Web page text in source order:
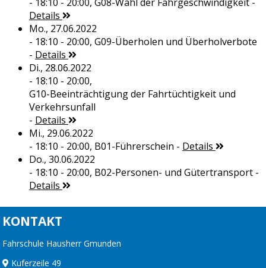
Details
Mo., 27.06.2022
- 18:10 - 20:00, G09-Überholen und Überholverbote
- Details
Di., 28.06.2022
- 18:10 - 20:00,
G10-Beeinträchtigung der Fahrtüchtigkeit und
Verkehrsunfall
- Details
Mi., 29.06.2022
- 18:10 - 20:00, B01-Führerschein - Details
Do., 30.06.2022
- 18:10 - 20:00, B02-Personen- und Gütertransport-
Details
KONTAKT
Fahrschule Hausherr Gmunden
Kuferzeile 49